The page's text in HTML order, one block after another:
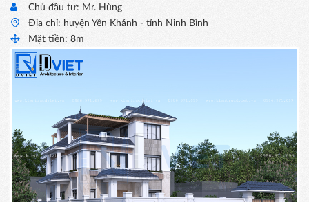
Chủ đầu tư: Mr. Hùng
Địa chỉ: huyện Yên Khánh - tỉnh Ninh Bình
Mặt tiền: 8m